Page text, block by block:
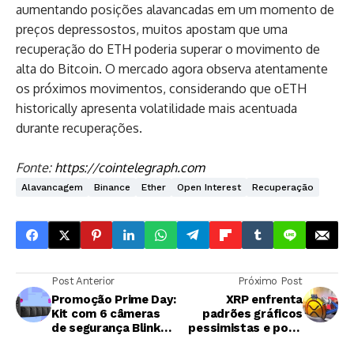
aumentando posições alavancadas em um momento de
preços depressostos, muitos apostam que uma
recuperação do ETH poderia superar o movimento de
alta do Bitcoin. O mercado agora observa atentamente
os próximos movimentos, considerando que oETH
historically apresenta volatilidade mais acentuada
durante recuperações.
Fonte: https://cointelegraph.com
Alavancagem Binance Ether Open Interest Recuperação
Post Anterior
Promoção Prime Day:
Kit com 6 câmeras
de segurança Blink
Próximo Post
XRP enfrenta
padrões gráficos
pessimistas e pode